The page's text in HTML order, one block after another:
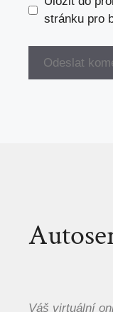
stránku pro
Váš virtuální